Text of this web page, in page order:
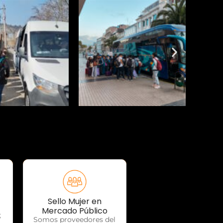
Sello Mujer en
Mercado Público
Somos proveedores del
OTP Servicios